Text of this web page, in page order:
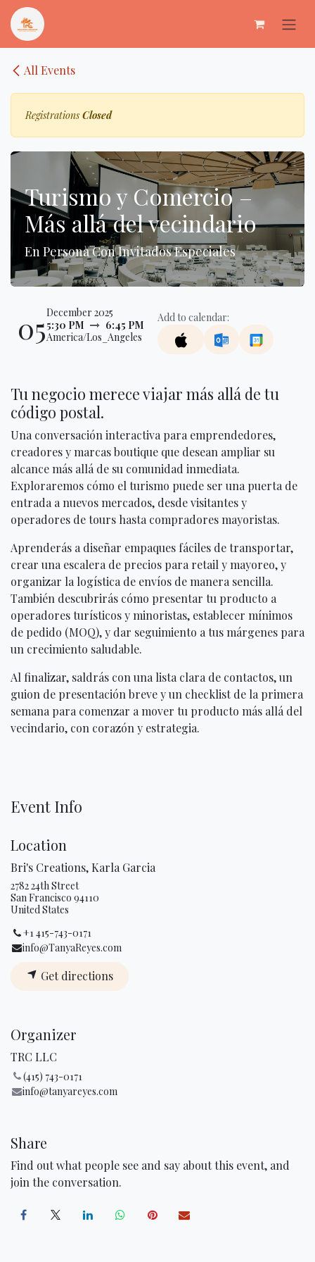
Skip to Content
All Events
Registrations Closed
Turismo y Comercio –
Más allá del vecindario
En Persona Con Invitados Especiales
05December 2025
5:30 PM
6:45 PM
America/Los_Angeles
Add to calendar:
Tu negocio merece viajar más allá de tu
código postal.
Una conversación interactiva para emprendedores,
creadores y marcas boutique que desean ampliar su
alcance más allá de su comunidad inmediata.
Exploraremos cómo el turismo puede ser una puerta de
entrada a nuevos mercados, desde visitantes y
operadores de tours hasta compradores mayoristas.
Aprenderás a diseñar empaques fáciles de transportar,
crear una escalera de precios para retail y mayoreo, y
organizar la logística de envíos de manera sencilla.
También descubrirás cómo presentar tu producto a
operadores turísticos y minoristas, establecer mínimos
de pedido (MOQ), y dar seguimiento a tus márgenes para
un crecimiento saludable.
Al finalizar, saldrás con una lista clara de contactos, un
guion de presentación breve y un checklist de la primera
semana para comenzar a mover tu producto más allá del
vecindario, con corazón y estrategia.
Event Info
Location
Bri's Creations, Karla Garcia
2782 24th Street
San Francisco 94110
United States
+1 415-743-0171
info@TanyaReyes.com
Get directions
Organizer
TRC LLC
(415) 743-0171
info@tanyareyes.com
Share
Find out what people see and say about this event, and
join the conversation.